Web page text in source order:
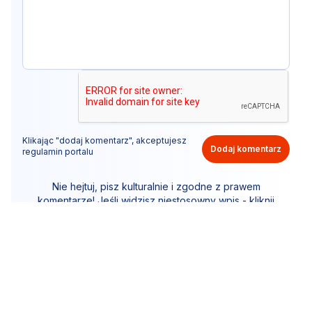
Klikając "dodaj komentarz", akceptujesz
regulamin portalu
Dodaj komentarz
Nie hejtuj, pisz kulturalnie i zgodne z prawem
komentarze! Jeśli widzisz niestosowny wpis - kliknij